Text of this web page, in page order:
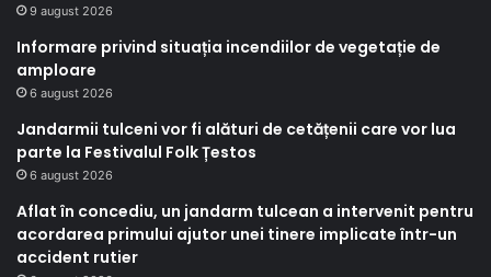
9 august 2026
Informare privind situația incendiilor de vegetație de
amploare
6 august 2026
Jandarmii tulceni vor fi alături de cetățenii care vor lua
parte la Festivalul Folk Țestos
6 august 2026
Aflat în concediu, un jandarm tulcean a intervenit pentru
acordarea primului ajutor unei tinere implicate într-un
accident rutier